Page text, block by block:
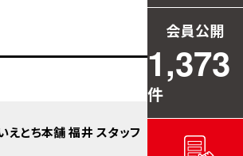
えとち本舗 福井 スタッフ
会員公開
1,373
件